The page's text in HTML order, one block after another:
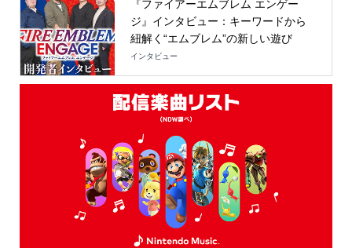
『ファイアーエムブレム エンゲー
ジ』インタビュー：キーワードから
紐解く“エムブレム”の新しい遊び
インタビュー